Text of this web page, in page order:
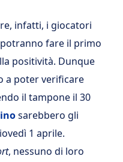
infatti, i giocatori
fare il primo
positività. Dunque
a poter verificare
il tampone il 30
sarebbero gli
1 aprile.
, nessuno di loro